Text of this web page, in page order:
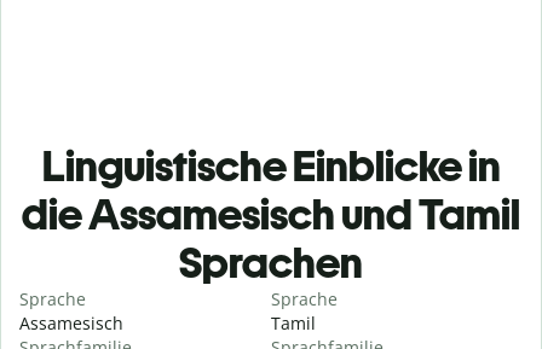
Linguistische Einblicke in
die Assamesisch und Tamil
Sprachen
Sprache
Assamesisch
Sprache
Tamil